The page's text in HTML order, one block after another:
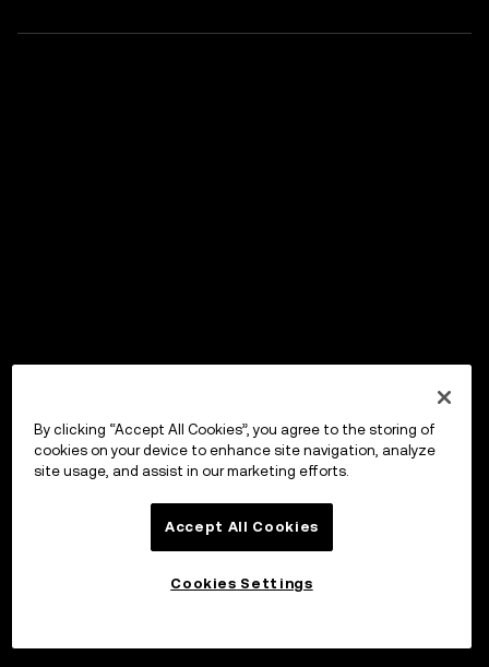
By clicking “Accept All Cookies”, you agree to the storing of
cookies on your device to enhance site navigation, analyze
site usage, and assist in our marketing efforts.
Accept All Cookies
Cookies Settings